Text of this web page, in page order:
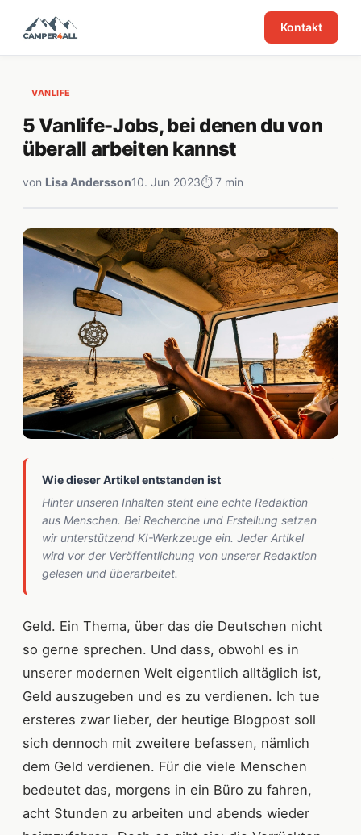
Kontakt
VANLIFE
5 Vanlife-Jobs, bei denen du von
überall arbeiten kannst
von Lisa Andersson10. Jun 2023⏱ 7 min
Wie dieser Artikel entstanden ist
Hinter unseren Inhalten steht eine echte Redaktion
aus Menschen. Bei Recherche und Erstellung setzen
wir unterstützend KI-Werkzeuge ein. Jeder Artikel
wird vor der Veröffentlichung von unserer Redaktion
gelesen und überarbeitet.
Geld. Ein Thema, über das die Deutschen nicht
so gerne sprechen. Und dass, obwohl es in
unserer modernen Welt eigentlich alltäglich ist,
Geld auszugeben und es zu verdienen. Ich tue
ersteres zwar lieber, der heutige Blogpost soll
sich dennoch mit zweitere befassen, nämlich
dem Geld verdienen. Für die viele Menschen
bedeutet das, morgens in ein Büro zu fahren,
acht Stunden zu arbeiten und abends wieder